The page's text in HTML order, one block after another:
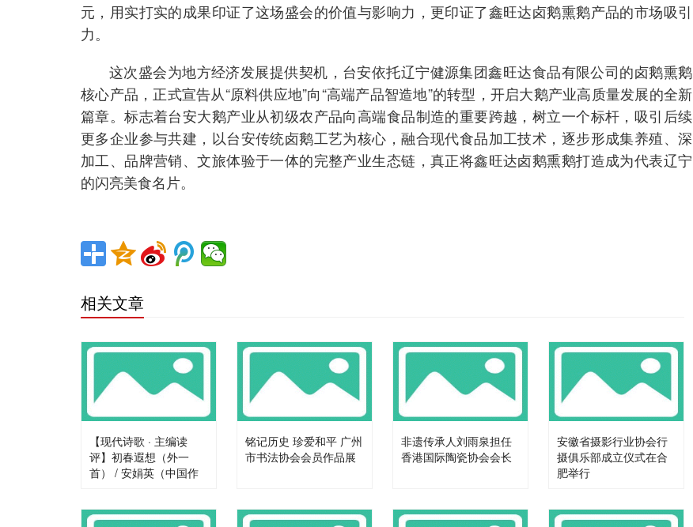
元，用实打实的成果印证了这场盛会的价值与影响力，更印证了鑫旺达卤鹅熏鹅产品的市场吸引
力。
这次盛会为地方经济发展提供契机，台安依托辽宁健源集团鑫旺达食品有限公司的卤鹅熏鹅
核心产品，正式宣告从“原料供应地”向“高端产品智造地”的转型，开启大鹅产业高质量发展的全新
篇章。标志着台安大鹅产业从初级农产品向高端食品制造的重要跨越，树立一个标杆，吸引后续
更多企业参与共建，以台安传统卤鹅工艺为核心，融合现代食品加工技术，逐步形成集养殖、深
加工、品牌营销、文旅体验于一体的完整产业生态链，真正将鑫旺达卤鹅熏鹅打造成为代表辽宁
的闪亮美食名片。
相关文章
【现代诗歌 · 主编读
评】初春遐想（外一
首） / 安娟英（中国作
铭记历史 珍爱和平 广州
市书法协会会员作品展
非遗传承人刘雨泉担任
香港国际陶瓷协会会长
安徽省摄影行业协会行
摄俱乐部成立仪式在合
肥举行